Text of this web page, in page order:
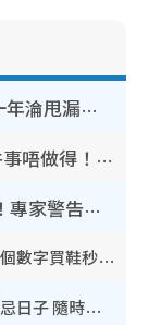
「居屋王」啟德啟悅苑入伙不足一年淪甩漏之王！插頭噴火花致大停電 多戶業主全屋家電報銷
鬼門開2026｜8.13鬼節禁忌 22件事唔做得！燒肉、刺身要少食？半夜勿吹口哨/打呢個電話
行李清潔｜車轆污糟過馬桶58倍！專家警告忌用酒精抹 教1招免污手除菌
New Balance型號密碼大公開！識睇2個數字買鞋秒知功能免中伏 附5大熱門鞋款
剪頭髮都要擇日？司徒法正提醒3大禁忌日子 隨時剪走財運！呢日剪髮恐「剪壽命」？